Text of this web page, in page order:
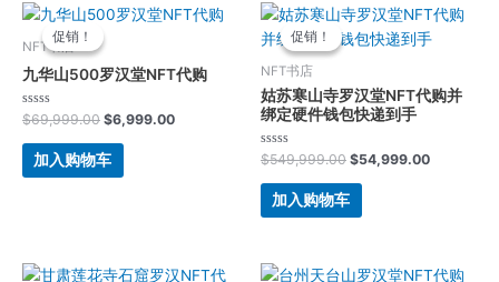
促销！
促销！
NFT书店
九华山500罗汉堂NFT代购
评
分
0
&sol;
$69,999.00
原
为：
$69,999.00。
$6,999.00
当
格
为：
加入购物车
促销！
促销！
NFT书店
姑苏寒山寺罗汉堂NFT代购并
绑定硬件钱包快递到手
评
分
0
&sol;
$549,999.00
原
价
为：
$54,999.00
当
前
价
加入购物车
原
当
原
当